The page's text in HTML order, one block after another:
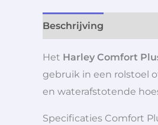
Beschrijving
Het Harley Comfort
gebruik in een rolstoel
en waterafstotende
Specificaties Comfort